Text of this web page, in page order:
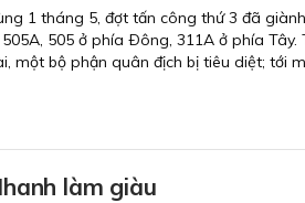
1 tháng 5, đợt tấn công thứ 3 đã
505A, 505 ở phía Ðông, 311A ở phía
một bộ phận quân địch bị tiêu diệt; tới
làm giàu